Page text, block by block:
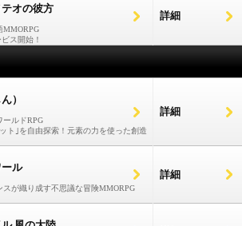
オの彼方
MMORPG
ス開始！
詳細
）
ールドRPG
ト｣を自由探索！元素の力を使った創造
詳細
ル
スが織り成す不思議な冒険MMORPG
詳細